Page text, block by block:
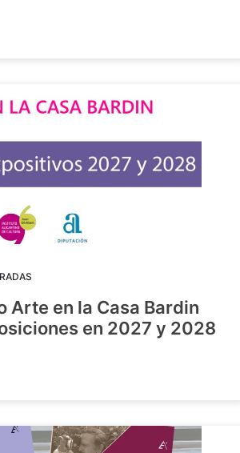
Arte en la Casa Bardin
en 2027 y 2028